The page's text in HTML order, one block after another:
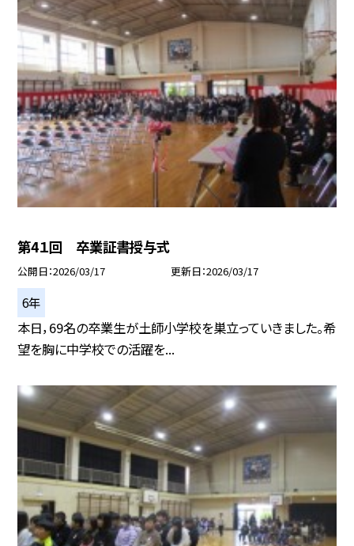
第4１回 卒業証書授与式
公開日 2026/03/17 更新日 2026/03/17
6年
本日，69名の卒業生が土師小学校を巣立っていきました。希
望を胸に中学校での活躍を...